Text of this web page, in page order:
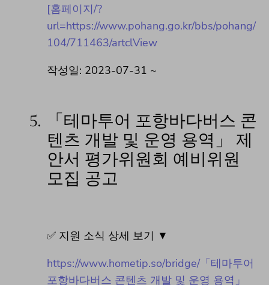
[홈페이지/?
url=https://www.pohang.go.kr/bbs/pohang/
104/711463/artclView
작성일: 2023-07-31 ~
5.
「테마투어 포항바다버스 콘
텐츠 개발 및 운영 용역」 제
안서 평가위원회 예비위원
모집 공고
✅ 지원 소식 상세 보기 ▼
https://www.hometip.so/bridge/「테마투어
포항바다버스 콘텐츠 개발 및 운영 용역」